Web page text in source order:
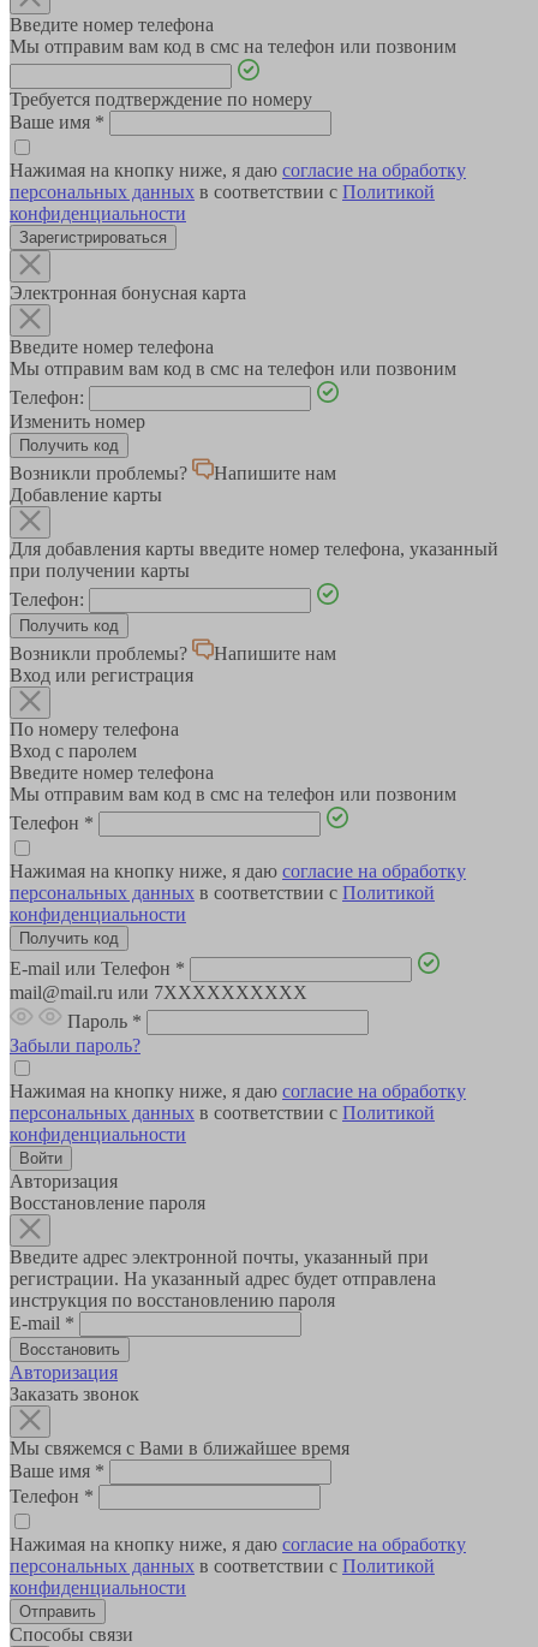
Введите номер телефона
Мы отправим вам код в смс на телефон или позвоним
Требуется подтверждение по номеру
Ваше имя *
Нажимая на кнопку ниже, я даю согласие на обработку
персональных данных в соответствии с Политикой
конфиденциальности
Зарегистрироваться
Электронная бонусная карта
Введите номер телефона
Мы отправим вам код в смс на телефон или позвоним
Телефон:
Изменить номер
Возникли проблемы?
Напишите нам
Добавление карты
Для добавления карты введите номер телефона, указанный
при получении карты
Телефон:
Возникли проблемы?
Напишите нам
Вход или регистрация
По номеру телефона
Вход с паролем
Введите номер телефона
Мы отправим вам код в смс на телефон или позвоним
Телефон *
Нажимая на кнопку ниже, я даю согласие на обработку
персональных данных в соответствии с Политикой
конфиденциальности
E-mail или Телефон *
mail@mail.ru или 7XXXXXXXXXX
Пароль *
Забыли пароль?
Нажимая на кнопку ниже, я даю согласие на обработку
персональных данных в соответствии с Политикой
конфиденциальности
Авторизация
Восстановление пароля
Введите адрес электронной почты, указанный при
регистрации. На указанный адрес будет отправлена
инструкция по восстановлению пароля
E-mail *
Авторизация
Заказать звонок
Мы свяжемся с Вами в ближайшее время
Ваше имя *
Телефон *
Нажимая на кнопку ниже, я даю согласие на обработку
персональных данных в соответствии с Политикой
конфиденциальности
Способы связи